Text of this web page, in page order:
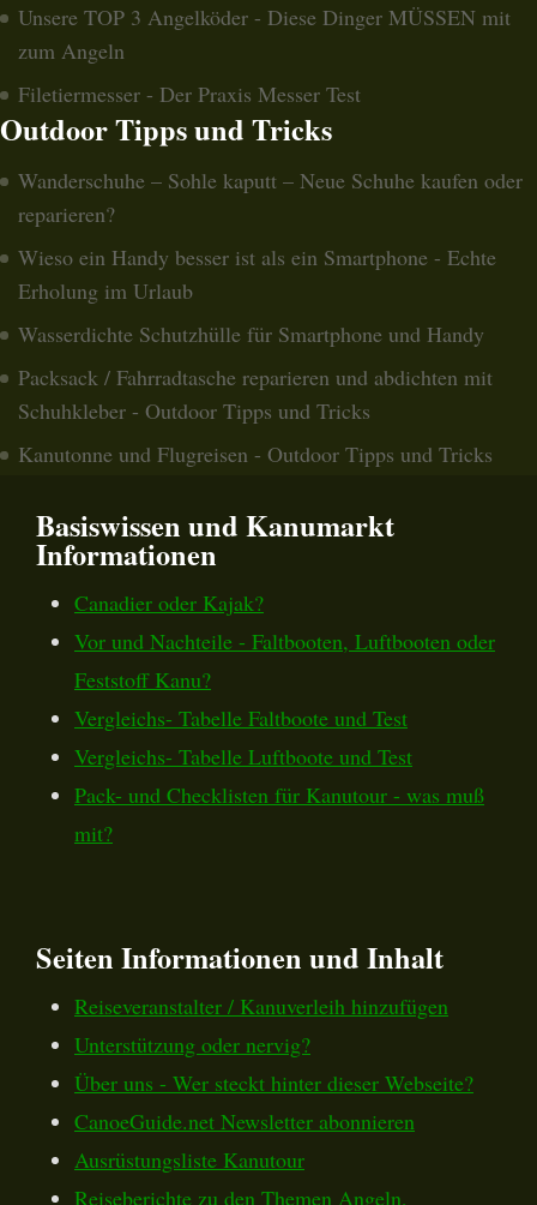
Unsere TOP 3 Angelköder - Diese Dinger MÜSSEN mit
zum Angeln
Filetiermesser - Der Praxis Messer Test
Outdoor Tipps und Tricks
Wanderschuhe – Sohle kaputt – Neue Schuhe kaufen oder
reparieren?
Wieso ein Handy besser ist als ein Smartphone - Echte
Erholung im Urlaub
Wasserdichte Schutzhülle für Smartphone und Handy
Packsack / Fahrradtasche reparieren und abdichten mit
Schuhkleber - Outdoor Tipps und Tricks
Kanutonne und Flugreisen - Outdoor Tipps und Tricks
Basiswissen und Kanumarkt
Informationen
Canadier oder Kajak?
Vor und Nachteile - Faltbooten, Luftbooten oder
Feststoff Kanu?
Vergleichs- Tabelle Faltboote und Test
Vergleichs- Tabelle Luftboote und Test
Pack- und Checklisten für Kanutour - was muß
mit?
Seiten Informationen und Inhalt
Reiseveranstalter / Kanuverleih hinzufügen
Unterstützung oder nervig?
Über uns - Wer steckt hinter dieser Webseite?
CanoeGuide.net Newsletter abonnieren
Ausrüstungsliste Kanutour
Reiseberichte zu den Themen Angeln,